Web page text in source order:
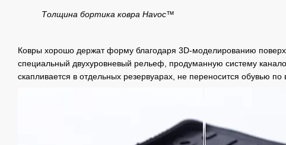
Толщина бортика ковра Havoc™
Ковры хорошо держат форму благодаря 3D-моделированию
специальный двухуровневый рельеф, продуманную систему
скапливается в отдельных резервуарах, не переносится обувью по